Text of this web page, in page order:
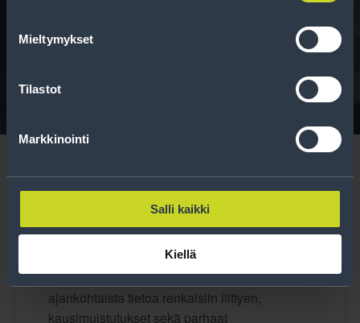
Mieltymykset
Tilastot
Markkinointi
Salli kaikki
Kiellä
Tavallisen ihmisen tietoa merkinnöistä, renkaista ja
Tilaa uutiskirje
Uutiskirjeessä saat autonomistajan
ajankohtaista tietoa renkaisiin liittyen,
kausimuistutukset sekä parhaat